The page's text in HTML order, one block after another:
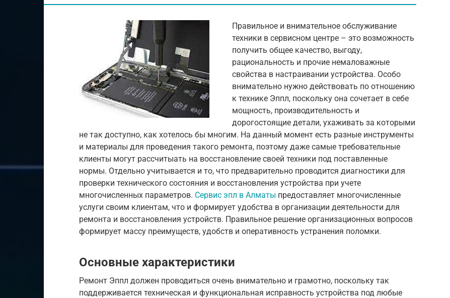
Правильное и внимательное обслуживание
техники в сервисном центре – это возможность
получить общее качество, выгоду,
рациональность и прочие немаловажные
свойства в настраивании устройства. Особо
внимательно нужно действовать по отношению
к технике Эппл, поскольку она сочетает в себе
мощность, производительность и
дорогостоящие детали, ухаживать за которыми
не так доступно, как хотелось бы многим. На данный момент есть разные инструменты
и материалы для проведения такого ремонта, поэтому даже самые требовательные
клиенты могут рассчитыать на восстановление своей техники под поставленные
нормы. Отдельно учитывается и то, что предварительно проводится диагностики для
проверки технического состояния и восстановления устройства при учете
многочисленных параметров. Сервис эпл в Алматы предоставляет многочисленные
услуги своим клиентам, что и формирует удобства в организации деятельности для
ремонта и восстановления устройств. Правильное решение организационных вопросов
формирует массу преимуществ, удобств и оперативность устранения поломки.
Основные характеристики
Ремонт Эппл должен проводиться очень внимательно и грамотно, поскольку так
поддерживается техническая и функциональная исправность устройства под любые